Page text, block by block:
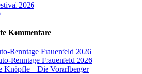
2026
Kommentare
Renntage Frauenfeld 2026
Renntage Frauenfeld 2026
Knöpfle – Die Vorarlberger